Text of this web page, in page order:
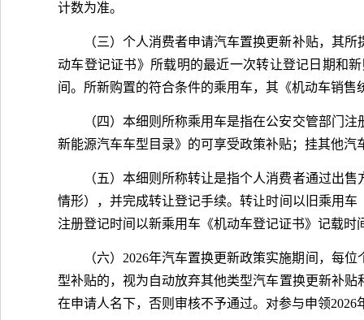
计数为准。
（三）个人消费者申请汽车置换更新补贴，其
动车登记证书》所载明的最近一次转让登记日期和
间。所新购置的符合条件的乘用车，其《机动车销
（四）本细则所称乘用车是指在公安交管部门
新能源汽车车型目录》的可享受政策补贴；挂其他汽
（五）本细则所称转让是指个人消费者通过出
情形），并完成转让登记手续。转让时间以旧乘用
注册登记时间以新乘用车《机动车登记证书》记载时
（六）2026年汽车置换更新政策实施期间，每
型补贴的，视为自动放弃其他类型汽车置换更新补
在申请人名下，否则审核不予通过。对参与申领